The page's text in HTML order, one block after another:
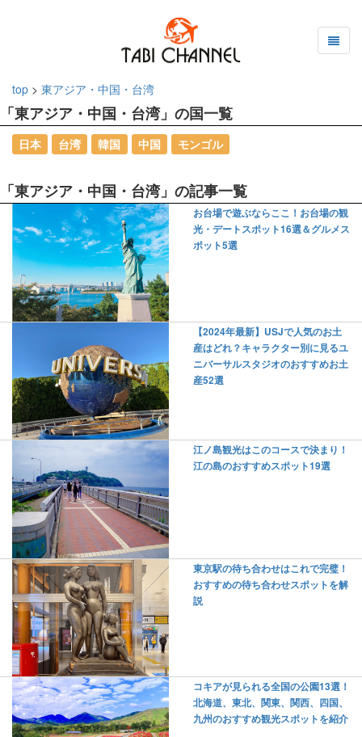
top > 東アジア・中国・台湾
「東アジア・中国・台湾」の国一覧
日本 台湾 韓国 中国 モンゴル
「東アジア・中国・台湾」の記事一覧
お台場で遊ぶならここ！お台場の観
光・デートスポット16選＆グルメス
ポット5選
【2024年最新】USJで人気のお土
産はどれ？キャラクター別に見るユ
ニバーサルスタジオのおすすめお土
産52選
江ノ島観光はこのコースで決まり！
江の島のおすすめスポット19選
東京駅の待ち合わせはこれで完璧！
おすすめの待ち合わせスポットを解
説
コキアが見られる全国の公園13選！
北海道、東北、関東、関西、四国、
九州のおすすめ観光スポットを紹介